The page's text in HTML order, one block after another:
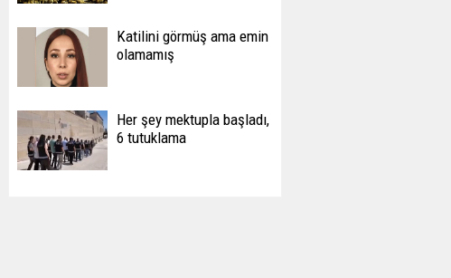
Katilini görmüş ama emin
olamamış
Her şey mektupla başladı,
6 tutuklama